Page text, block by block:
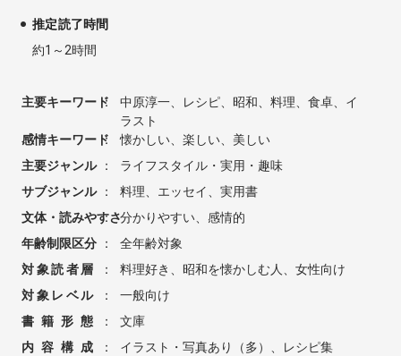
推定読了時間
約1～2時間
主要キーワード
：
中原淳一、レシピ、昭和、料理、食卓、イ
ラスト
感情キーワード
：
懐かしい、楽しい、美しい
主要ジャンル
：
ライフスタイル・実用・趣味
サブジャンル
：
料理、エッセイ、実用書
文体・読みやすさ
： 分かりやすい、感情的
年齢制限区分
：
全年齢対象
対象読者層
：
料理好き、昭和を懐かしむ人、女性向け
対象レベル
：
一般向け
書籍形態
：
文庫
内容構成
：
イラスト・写真あり（多）、レシピ集